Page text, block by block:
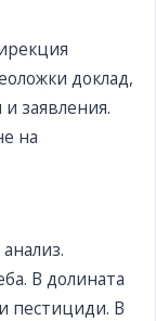
доклад,
заявления.
на
В долината
пестициди. В